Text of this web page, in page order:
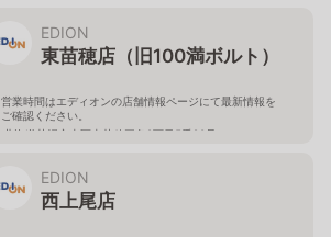
EDION
東苗穂店（旧100満ボルト）
営業時間はエディオンの店舗情報ページにて最新情報を
ご確認ください。
北海道札幌市東区東苗穂三条2丁目5番20号
EDION
西上尾店